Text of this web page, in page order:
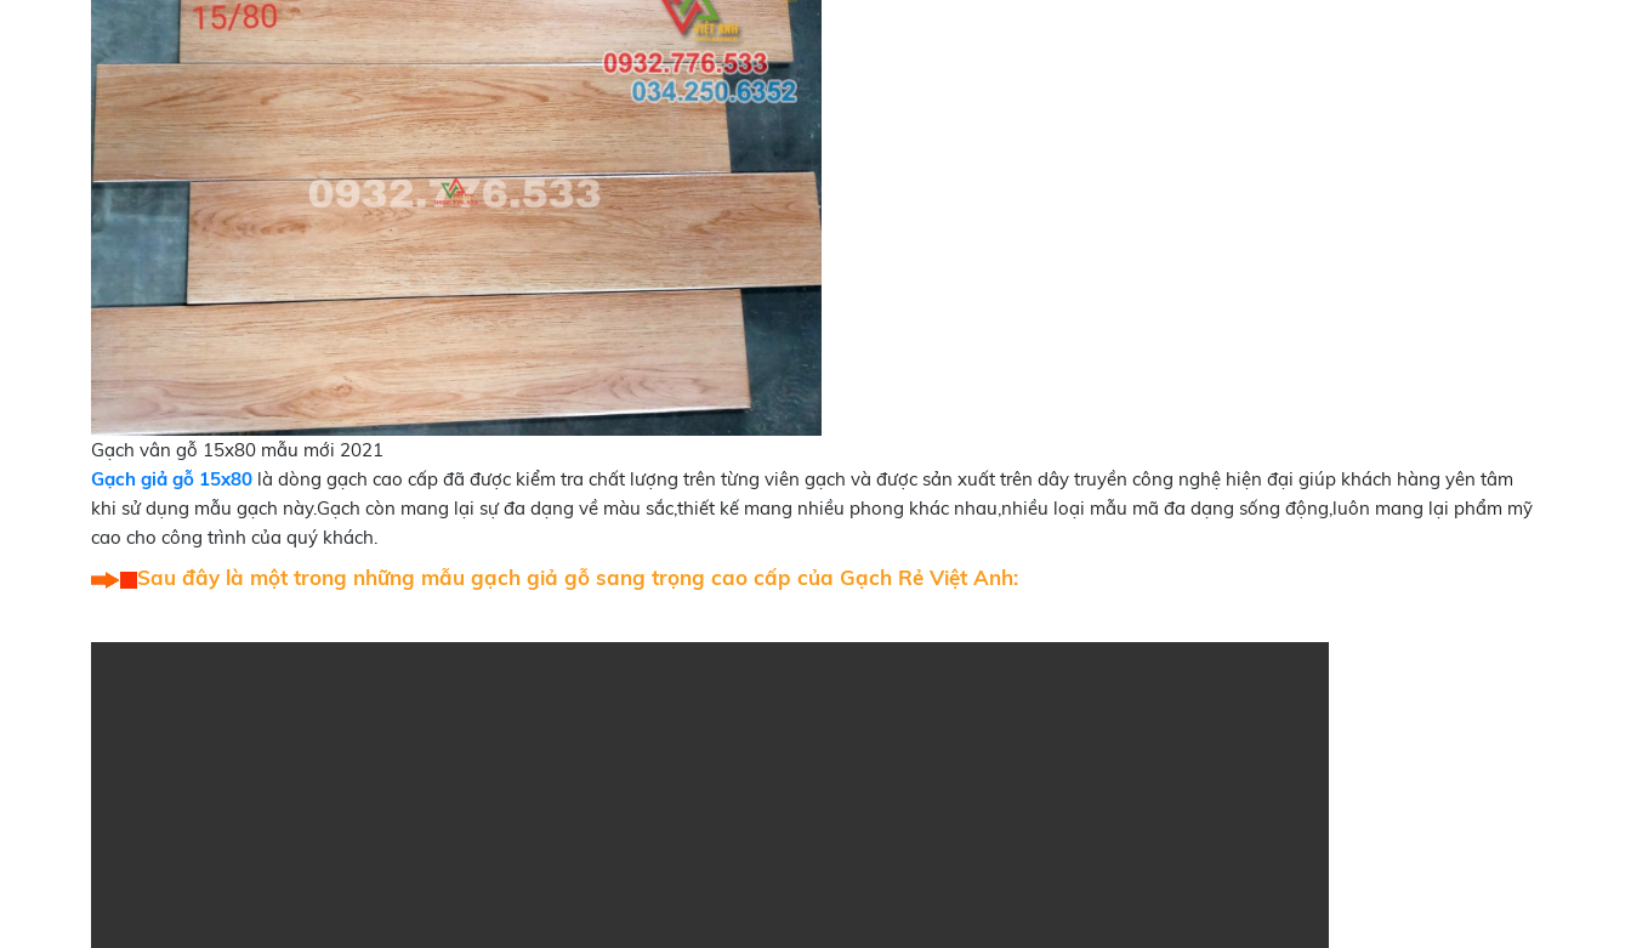
Gạch vân gỗ 15x80 mẫu mới 2021
Gạch giả gỗ 15x80là dòng gạch cao cấp đã được kiểm tra chất lượng trên từng viên gạch và được sản xuất trên dây truyền công nghệ hiện đại giúp khách hàng yên tâm
khi sử dụng mẫu gạch này.Gạch còn mang lại sự đa dạng về màu sắc,thiết kế mang nhiều phong khác nhau,nhiều loại mẫu mã đa dạng sống động,luôn mang lại phẩm mỹ
cao cho công trình của quý khách.
Sau đây là một trong những mẫu gạch giả gỗ sang trọng cao cấp của Gạch Rẻ Việt Anh: